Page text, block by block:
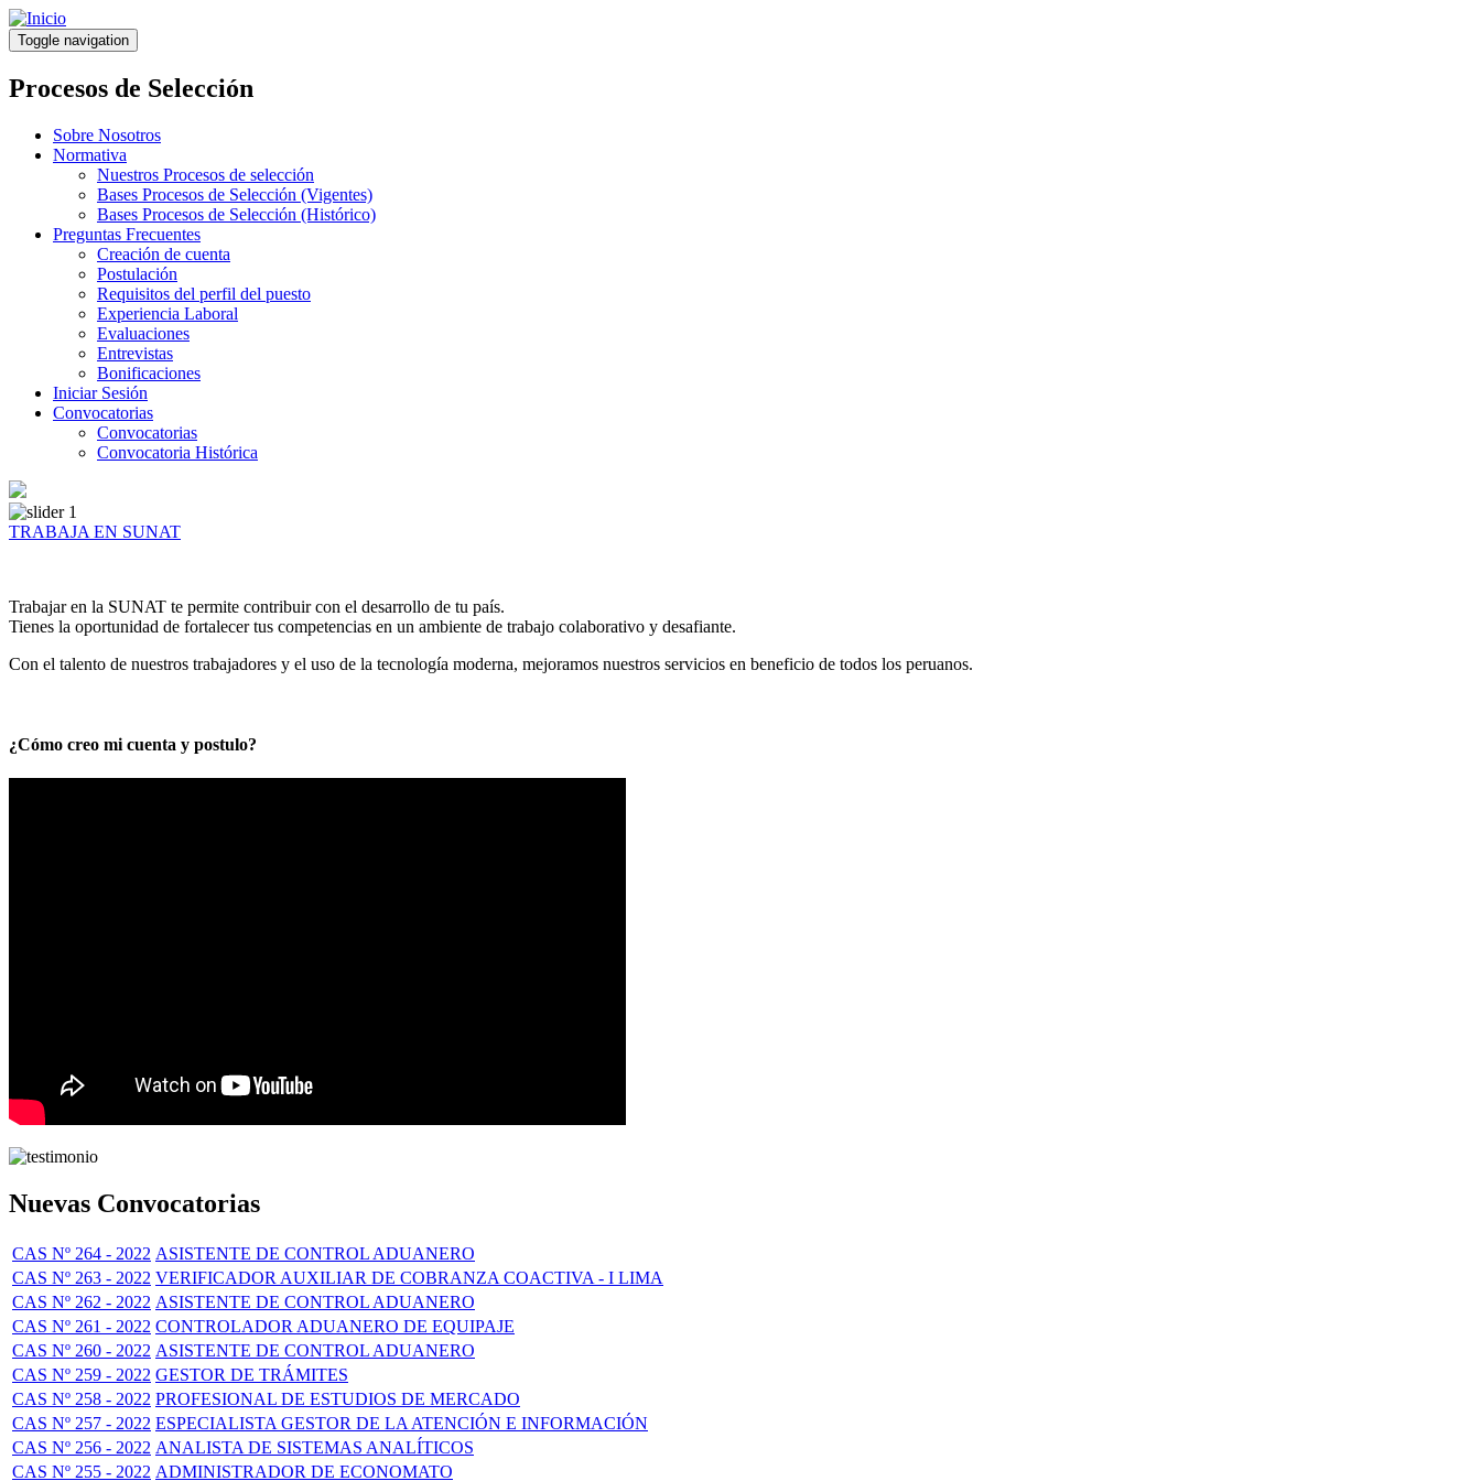
Pasar
al
contenido
principal
Toggle navigation
Procesos de Selección
Sobre Nosotros
Normativa
Nuestros Procesos de selección
Bases Procesos de Selección (Vigentes)
Bases Procesos de Selección (Histórico)
Preguntas Frecuentes
Creación de cuenta
Postulación
Requisitos del perfil del puesto
Experiencia Laboral
Evaluaciones
Entrevistas
Bonificaciones
Iniciar Sesión
Convocatorias
Convocatorias
Convocatoria Histórica
TRABAJA EN SUNAT
Trabajar en la SUNAT te permite contribuir con el desarrollo de tu país.
Tienes la oportunidad de fortalecer tus competencias en un ambiente de trabajo colaborativo y desafiante.
Con el talento de nuestros trabajadores y el uso de la tecnología moderna, mejoramos nuestros servicios en beneficio de todos los peruanos.
¿Cómo creo mi cuenta y postulo?
Nuevas Convocatorias
CAS Nº 264 - 2022 ASISTENTE DE CONTROL ADUANERO
CAS Nº 263 - 2022 VERIFICADOR AUXILIAR DE COBRANZA COACTIVA - I LIMA
CAS Nº 262 - 2022 ASISTENTE DE CONTROL ADUANERO
CAS Nº 261 - 2022 CONTROLADOR ADUANERO DE EQUIPAJE
CAS Nº 260 - 2022 ASISTENTE DE CONTROL ADUANERO
CAS Nº 259 - 2022 GESTOR DE TRÁMITES
CAS Nº 258 - 2022 PROFESIONAL DE ESTUDIOS DE MERCADO
CAS Nº 257 - 2022 ESPECIALISTA GESTOR DE LA ATENCIÓN E INFORMACIÓN
CAS Nº 256 - 2022 ANALISTA DE SISTEMAS ANALÍTICOS
CAS Nº 255 - 2022 ADMINISTRADOR DE ECONOMATO